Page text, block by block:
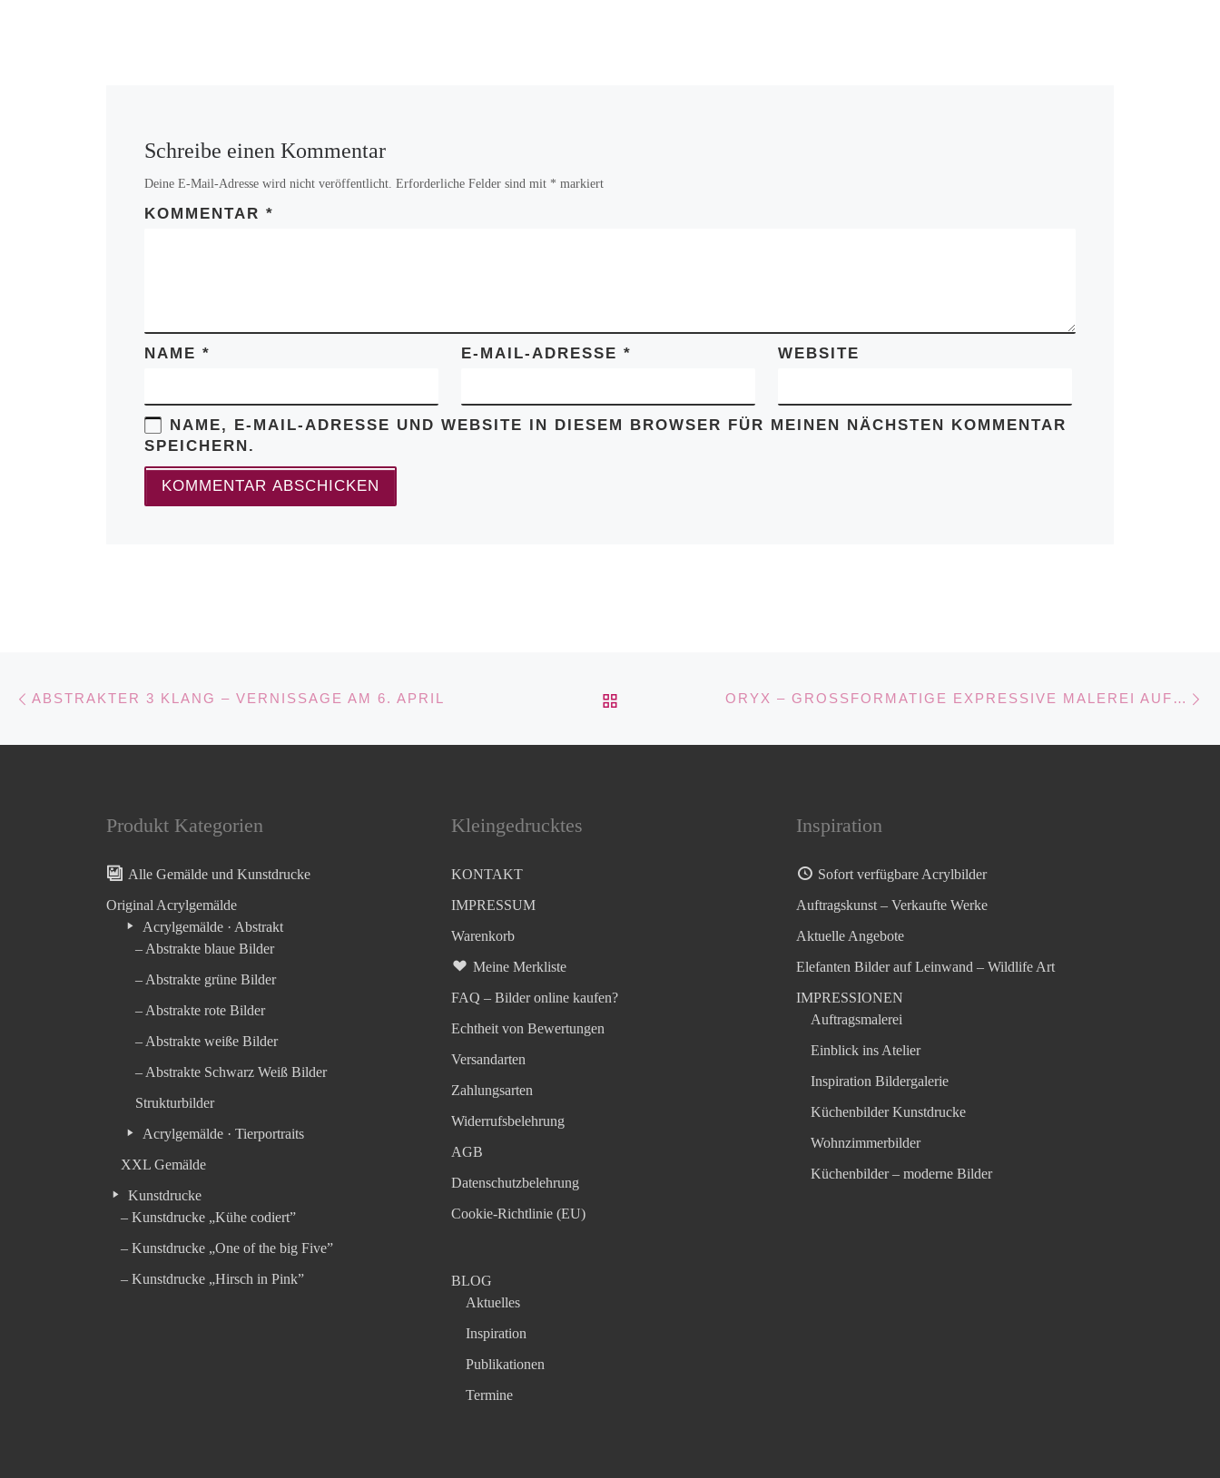
Schreibe einen Kommentar
Deine E-Mail-Adresse wird nicht veröffentlicht. Erforderliche Felder sind mit * markiert
KOMMENTAR*
NAME* E-MAIL-ADRESSE* WEBSITE
NAME, E-MAIL-ADRESSE UND WEBSITE IN DIESEM BROWSER FÜR MEINEN NÄCHSTEN KOMMENTAR
SPEICHERN.
Beitragsnavigation
ABSTRAKTER 3 KLANG – VERNISSAGE AM 6. APRIL ZURÜCK ZUR BEITRAGSLISTE ORYX – GROSSFORMATIGE EXPRESSIVE MALEREI AUF LEINWAND
Produkt Kategorien
Alle Gemälde und Kunstdrucke
Original Acrylgemälde
Acrylgemälde · Abstrakt
– Abstrakte blaue Bilder
– Abstrakte grüne Bilder
– Abstrakte rote Bilder
– Abstrakte weiße Bilder
– Abstrakte Schwarz Weiß Bilder
Strukturbilder
Acrylgemälde · Tierportraits
XXL Gemälde
Kunstdrucke
– Kunstdrucke „Kühe codiert”
– Kunstdrucke „One of the big Five”
– Kunstdrucke „Hirsch in Pink”
Kleingedrucktes
KONTAKT
IMPRESSUM
Warenkorb
Meine Merkliste
FAQ – Bilder online kaufen?
Echtheit von Bewertungen
Versandarten
Zahlungsarten
Widerrufsbelehrung
AGB
Datenschutzbelehrung
Cookie-Richtlinie (EU)
BLOG
Aktuelles
Inspiration
Publikationen
Termine
Inspiration
Sofort verfügbare Acrylbilder
Auftragskunst – Verkaufte Werke
Aktuelle Angebote
Elefanten Bilder auf Leinwand – Wildlife Art
IMPRESSIONEN
Auftragsmalerei
Einblick ins Atelier
Inspiration Bildergalerie
Küchenbilder Kunstdrucke
Wohnzimmerbilder
Küchenbilder – moderne Bilder